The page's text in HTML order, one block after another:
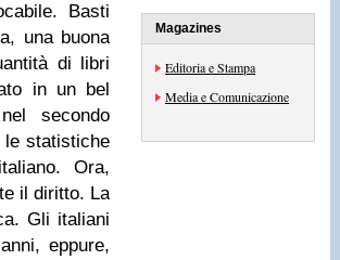
Basti
una buona
di libri
in un bel
secondo
le statistiche
Ora,
il diritto. La
Gli italiani
eppure,
Magazines
Editoria e Stampa
Media e Comunicazione